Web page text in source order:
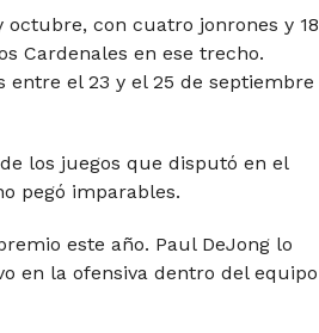
octubre, con cuatro jonrones y 18
Cardenales en ese trecho.
el 23 y el 25 de septiembre
los juegos que disputó en el
pegó imparables.
este año. Paul DeJong lo
en la ofensiva dentro del equipo